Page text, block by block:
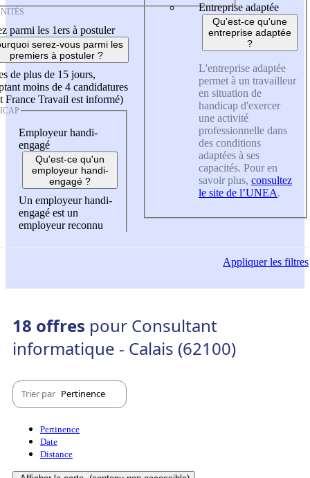
parmi les 1ers à postuler
serez-vous parmi les
premiers à postuler ?
de plus de 15 jours,
moins de 4 candidatures
France Travail est informé)
Employeur handi-
engagé
Qu'est-ce qu'un
employeur handi-
engagé ?
Un employeur handi-
engagé est un
employeur reconnu
Entreprise adaptée
Qu'est-ce qu'une
entreprise adaptée
?
L'entreprise adaptée
permet à un travailleur
en situation de
handicap d'exercer
une activité
professionnelle dans
des conditions
adaptées à ses
capacités. Pour en
savoir plus, consultez
le site de l’UNEA.
Appliquerles filtres
18 offres pour Consultant
informatique - Calais (62100)
Trier par Pertinence
Pertinence
Date
Distance